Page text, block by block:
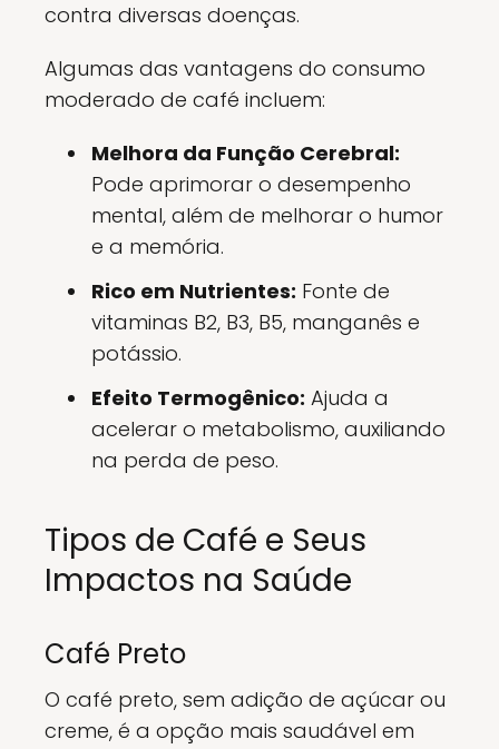
contra diversas doenças.
Algumas das vantagens do consumo
moderado de café incluem:
Melhora da Função Cerebral:
Pode aprimorar o desempenho
mental, além de melhorar o humor
e a memória.
Rico em Nutrientes: Fonte de
vitaminas B2, B3, B5, manganês e
potássio.
Efeito Termogênico: Ajuda a
acelerar o metabolismo, auxiliando
na perda de peso.
Tipos de Café e Seus
Impactos na Saúde
Café Preto
O café preto, sem adição de açúcar ou
creme, é a opção mais saudável em